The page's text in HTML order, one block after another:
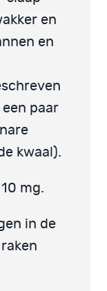
en
en
paar
kwaal).
10 mg.
in de